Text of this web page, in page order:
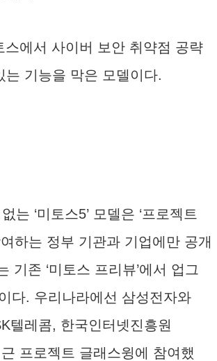
스에서 사이버 보안 취약점 공략
는 기능을 막은 모델이다.
는 ‘미토스5’ 모델은 ‘프로젝트
하는 정부 기관과 기업에만 공개
기존 ‘미토스 프리뷰’에서 업그
다. 우리나라에선 삼성전자와
텔레콤, 한국인터넷진흥원
프로젝트 글래스윙에 참여했